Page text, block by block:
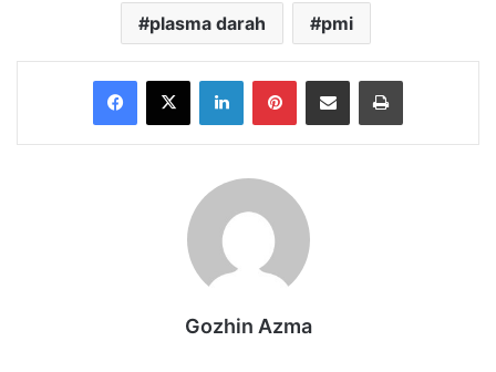
plasma darah pmi
Facebook
X LinkedInPinterestShare via Email Print
Gozhin Azma